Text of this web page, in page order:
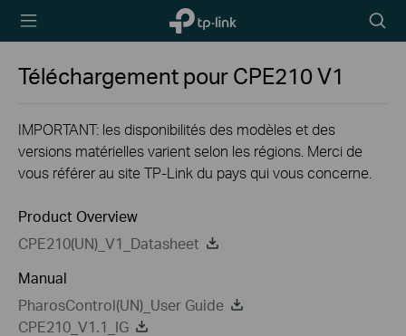
TP-Link,
Reliably
icon
Téléchargement pourCPE210V1
IMPORTANT: les disponibilités des modèles et des
versions matérielles varient selon les régions. Merci de
vous référer au site TP-Link du pays qui vous concerne.
Product Overview
CPE210(UN)_V1_Datasheet
Manual
PharosControl(UN)_User Guide
CPE210_V1.1_IG